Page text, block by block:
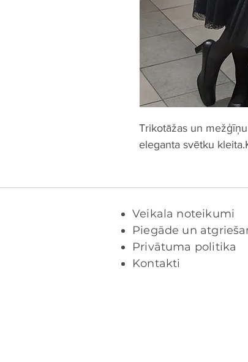
Trikotāžas un
eleganta svētku
Veikala noteikumi
Piegāde un
Privātuma politika
Kontakti